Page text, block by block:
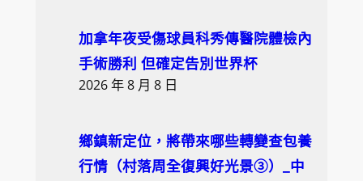
加拿年夜受傷球員科秀傳醫院體檢內
手術勝利 但確定告別世界杯
2026 年 8 月 8 日
鄉鎮新定位，將帶來哪些轉變查包養
行情（村落周全復興好光景③）_中